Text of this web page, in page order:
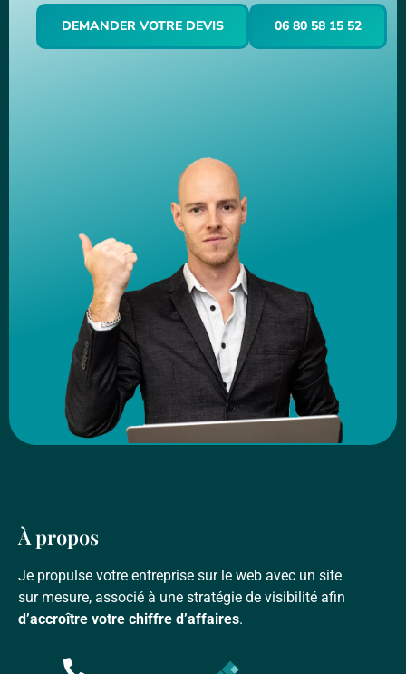
DEMANDER VOTRE DEVIS 06 80 58 15 52
À propos
Je propulse votre entreprise sur le web avec un site
sur mesure, associé à une stratégie de visibilité afin
d’accroître votre chiffre d’affaires.